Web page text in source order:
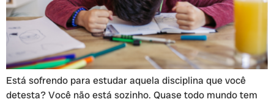
Está sofrendo para estudar aquela disciplina que você
detesta? Você não está sozinho. Quase todo mundo tem